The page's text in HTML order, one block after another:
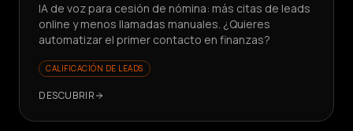
IA de voz para cesión de nómina: más citas de leads
online y menos llamadas manuales. ¿Quieres
automatizar el primer contacto en finanzas?
CALIFICACIÓN DE LEADS
DESCUBRIR